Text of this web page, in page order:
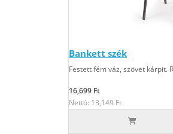
Bankett szék
Festett fém váz, szövet kárpit.
16,699 Ft
Nettó: 13,149 Ft